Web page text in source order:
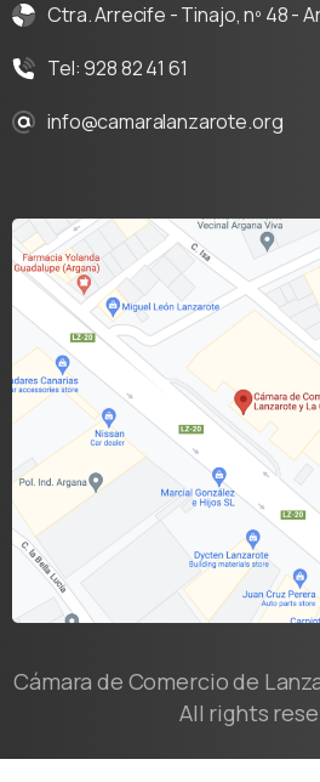
Ctra. Arrecife - Tinajo, nº 48 -
Tel: 928 82 41 61
info@camaralanzarote.org
Cámara de Comercio de
All rights